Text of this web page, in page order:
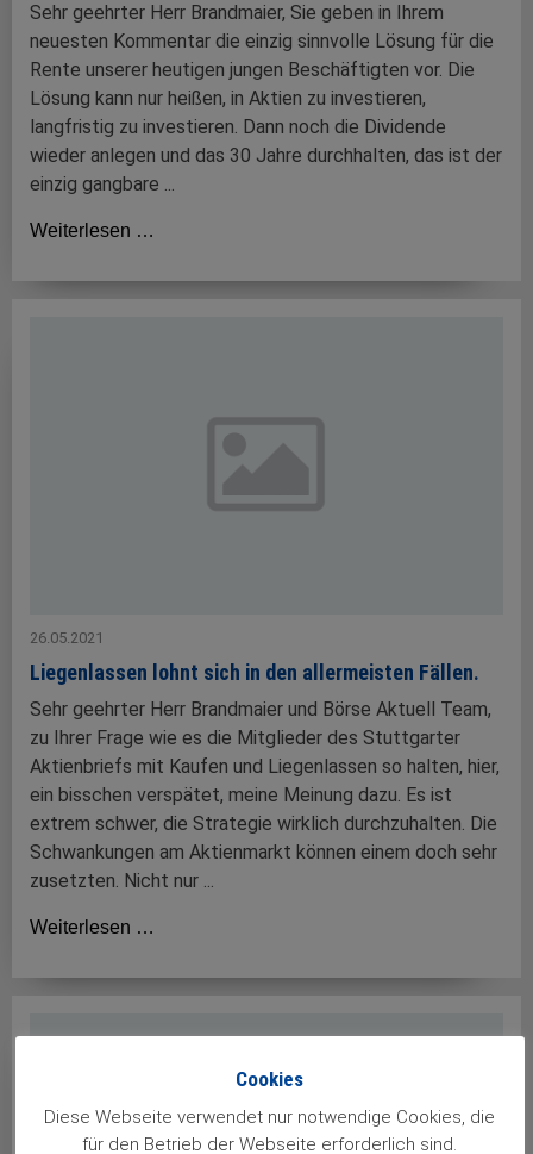
Sehr geehrter Herr Brandmaier, Sie geben in Ihrem
neuesten Kommentar die einzig sinnvolle Lösung für die
Rente unserer heutigen jungen Beschäftigten vor. Die
Lösung kann nur heißen, in Aktien zu investieren,
langfristig zu investieren. Dann noch die Dividende
wieder anlegen und das 30 Jahre durchhalten, das ist der
einzig gangbare ...
Weiterlesen …
26.05.2021
Liegenlassen lohnt sich in den allermeisten Fällen.
Sehr geehrter Herr Brandmaier und Börse Aktuell Team,
zu Ihrer Frage wie es die Mitglieder des Stuttgarter
Aktienbriefs mit Kaufen und Liegenlassen so halten, hier,
ein bisschen verspätet, meine Meinung dazu. Es ist
extrem schwer, die Strategie wirklich durchzuhalten. Die
Schwankungen am Aktienmarkt können einem doch sehr
zusetzten. Nicht nur ...
Weiterlesen …
Cookies
Diese Webseite verwendet nur notwendige Cookies, die
für den Betrieb der Webseite erforderlich sind.